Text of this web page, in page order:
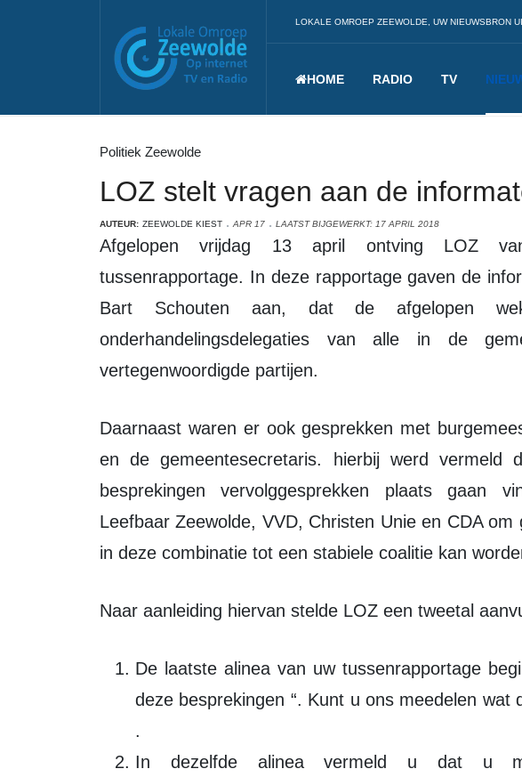
LOKALE OMROEP ZEEWOLDE, UW NIEUWSBRON
HOME RADIO TV
Politiek Zeewolde
LOZ stelt vragen aan de
AUTEUR: ZEEWOLDE KIEST APR 17 LAATST BIJGEWERKT: 17 APRIL 2018
Afgelopen vrijdag 13 april ontving LOZ van de informateurs een
tussenrapportage. In deze rapportage gaven de
Bart Schouten aan, dat de afgelopen
onderhandelingsdelegaties van alle in de
vertegenwoordigde partijen.
Daarnaast waren er ook gesprekken met burgemeester Gorter, de raadsgriffier
en de gemeentesecretaris. hierbij werd vermeld
besprekingen vervolggesprekken plaats gaan
Leefbaar Zeewolde, VVD, Christen Unie en CDA
in deze combinatie tot een stabiele coalitie kan
Naar aanleiding hiervan stelde LOZ een tweetal
De laatste alinea van uw tussenrapportage
deze besprekingen “. Kunt u ons meedelen wat
.
In dezelfde alinea vermeld u dat u